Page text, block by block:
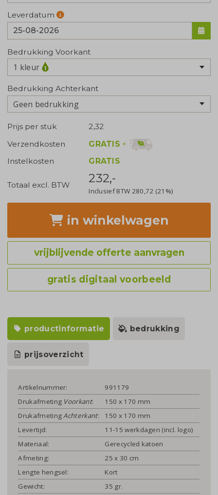
Leverdatum
Bedrukking Voorkant
1 kleur
Bedrukking Achterkant
Geen bedrukking
Prijs per stuk
2,32
Verzendkosten
GRATIS +
Instelkosten
GRATIS
Totaal excl. BTW 232,-
Inclusief BTW 280,72 (21%)
in winkelwagen
vrijblijvende offerte aanvragen
gratis digitaal voorbeeld
productinformatie bedrukking
prijsoverzicht
Artikelnummer:
991179
Drukafmeting Voorkant:
150 x 170 mm
DrukafmetingAchterkant:
150 x 170 mm
Levertijd:
11-15 werkdagen (incl. logo)
Materiaal:
Gerecycled katoen
Afmeting:
25 x 30 cm
Lengte hengsel:
Kort
Gewicht:
35 gr.